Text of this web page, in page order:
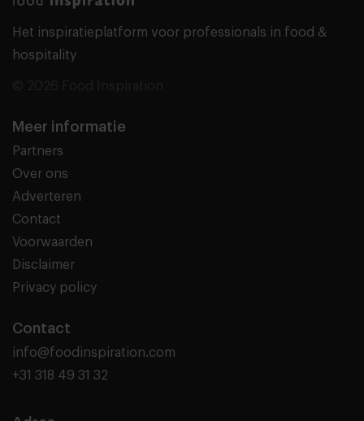
Het inspiratieplatform voor professionals in food &
hospitality
Meer informatie
Partners
Over ons
Adverteren
Contact
Voorwaarden
Disclaimer
Privacy policy
Contact
info@foodinspiration.com
+31 318 49 31 32